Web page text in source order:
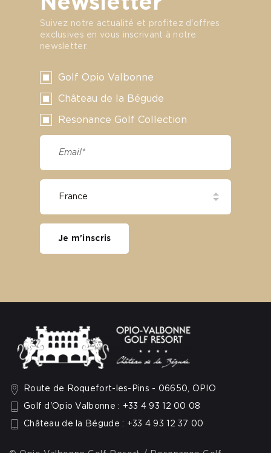
Route de Roquefort-les-Pins - 06650, OPIO
Golf d'Opio Valbonne : +33 4 93 12 00 08
Château de la Bégude : +33 4 93 12 37 00
Suivez notre actualité et profitez d'offres
exclusives en vous inscrivant à notre
newsletter.
Golf Opio Valbonne
Château de la Bégude
Resonance Golf Collection
Je m'inscris